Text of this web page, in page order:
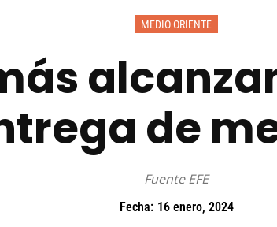
MEDIO ORIENTE
de
Fuente EFE
Fecha: 16 enero, 2024